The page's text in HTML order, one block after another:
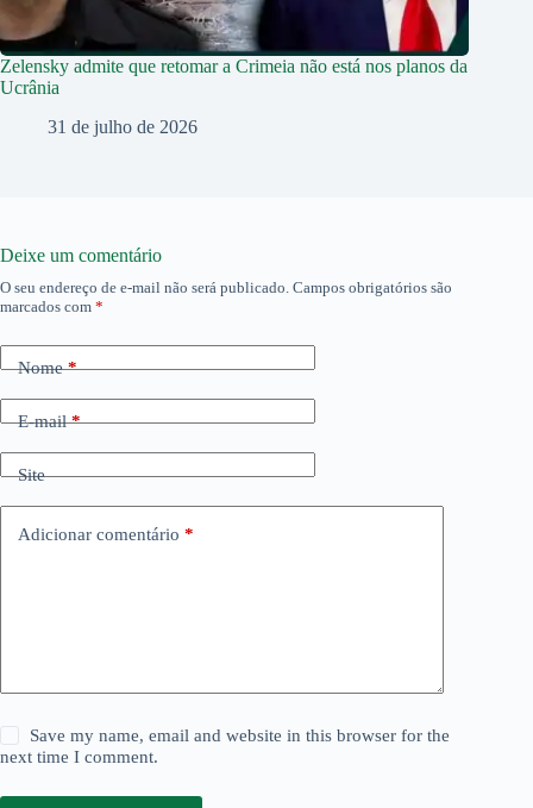
Zelensky admite que retomar a Crimeia não está nos planos da
Ucrânia
31 de julho de 2026
Deixe um comentário
O seu endereço de e-mail não será publicado. Campos obrigatórios são
marcados com *
Nome*
E-mail*
Site
Adicionar comentário *
Save my name, email and website in this browser for the
next time I comment.